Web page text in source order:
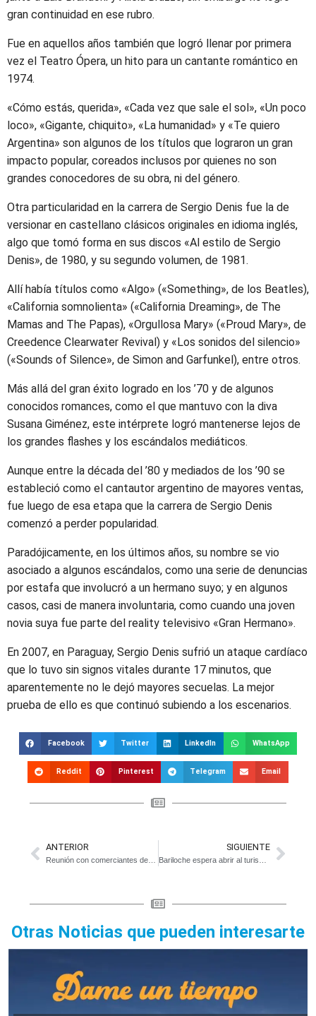
gran continuidad en ese rubro.
Fue en aquellos años también que logró llenar por primera
vez el Teatro Ópera, un hito para un cantante romántico en
1974.
«Cómo estás, querida», «Cada vez que sale el sol», «Un poco
loco», «Gigante, chiquito», «La humanidad» y «Te quiero
Argentina» son algunos de los títulos que lograron un gran
impacto popular, coreados inclusos por quienes no son
grandes conocedores de su obra, ni del género.
Otra particularidad en la carrera de Sergio Denis fue la de
versionar en castellano clásicos originales en idioma inglés,
algo que tomó forma en sus discos «Al estilo de Sergio
Denis», de 1980, y su segundo volumen, de 1981.
Allí había títulos como «Algo» («Something», de los Beatles),
«California somnolienta» («California Dreaming», de The
Mamas and The Papas), «Orgullosa Mary» («Proud Mary», de
Creedence Clearwater Revival) y «Los sonidos del silencio»
(«Sounds of Silence», de Simon and Garfunkel), entre otros.
Más allá del gran éxito logrado en los ’70 y de algunos
conocidos romances, como el que mantuvo con la diva
Susana Giménez, este intérprete logró mantenerse lejos de
los grandes flashes y los escándalos mediáticos.
Aunque entre la década del ’80 y mediados de los ’90 se
estableció como el cantautor argentino de mayores ventas,
fue luego de esa etapa que la carrera de Sergio Denis
comenzó a perder popularidad.
Paradójicamente, en los últimos años, su nombre se vio
asociado a algunos escándalos, como una serie de denuncias
por estafa que involucró a un hermano suyo; y en algunos
casos, casi de manera involuntaria, como cuando una joven
novia suya fue parte del reality televisivo «Gran Hermano».
En 2007, en Paraguay, Sergio Denis sufrió un ataque cardíaco
que lo tuvo sin signos vitales durante 17 minutos, que
aparentemente no le dejó mayores secuelas. La mejor
prueba de ello es que continuó subiendo a los escenarios.
Facebook Twitter LinkedIn WhatsApp
Reddit Pinterest Telegram Email
ANTERIOR SIGUIENTE
Otras Noticias que pueden interesarte